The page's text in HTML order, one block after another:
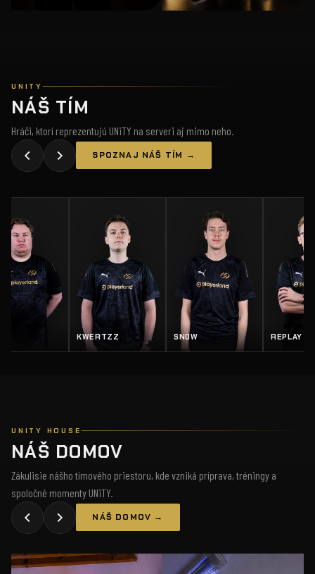
UNITY
NÁŠ TÍM
Hráči, ktorí reprezentujú UNiTY na serveri aj mimo neho.
SPOZNAJ NÁŠ TÍM →
SN0W REPLAY SALTY
UNITY HOUSE
NÁŠ DOMOV
Zákulisie nášho tímového priestoru, kde vzniká príprava, tréningy a
spoločné momenty UNiTY.
NÁŠ DOMOV →